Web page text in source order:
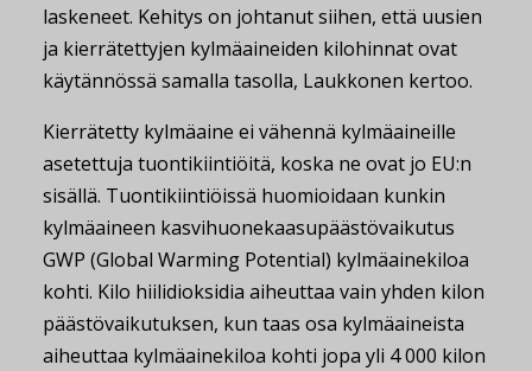
laskeneet. Kehitys on johtanut siihen, että uusien
ja kierrätettyjen kylmäaineiden kilohinnat ovat
käytännössä samalla tasolla, Laukkonen kertoo.
Kierrätetty kylmäaine ei vähennä kylmäaineille
asetettuja tuontikiintiöitä, koska ne ovat jo EU:n
sisällä. Tuontikiintiöissä huomioidaan kunkin
kylmäaineen kasvihuonekaasupäästövaikutus
GWP (Global Warming Potential) kylmäainekiloa
kohti. Kilo hiilidioksidia aiheuttaa vain yhden kilon
päästövaikutuksen, kun taas osa kylmäaineista
aiheuttaa kylmäainekiloa kohti jopa yli 4 000 kilon